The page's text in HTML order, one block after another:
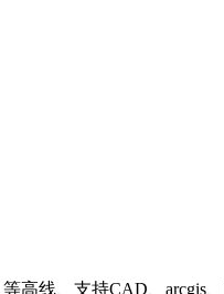
高线、支持CAD、arcgis